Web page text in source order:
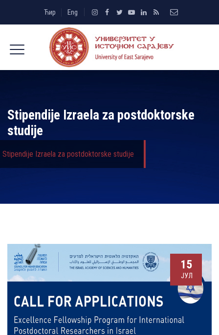
Ћир Eng
Stipendije Izraela za postdoktorske
studije
Stipendije Izraela za postdoktorske studije
15
ЈУЛ